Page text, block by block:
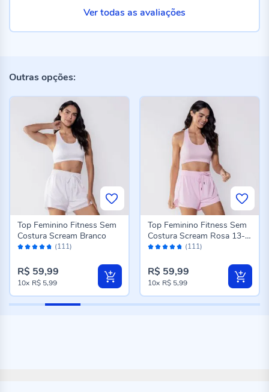
Ver todas as avaliações
Outras opções:
Avaliação: (111)
Top Feminino Fitness Sem
Costura Scream Branco
R$ 59,99
10x R$ 5,99
Avaliação: (111)
Top Feminino Fitness Sem
Costura Scream Rosa 13-
2806
R$ 59,99
10x R$ 5,99